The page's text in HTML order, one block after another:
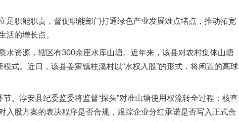
职能职责，督促职能部门打通绿色产业发展难点堵点，推动拓宽
活的增长点。
资源，辖区有300余座水库山塘。近年来，该县对农村集体山塘
式。近日，该县姜家镇桂溪村以“水权入股”的形式，将闲置的高球
淳安县纪委监委将监督“探头”对准山塘使用权流转全过程：核查
股方案的表决程序是否合规，跟踪企业分红承诺是否写入正式合
“炒上天”